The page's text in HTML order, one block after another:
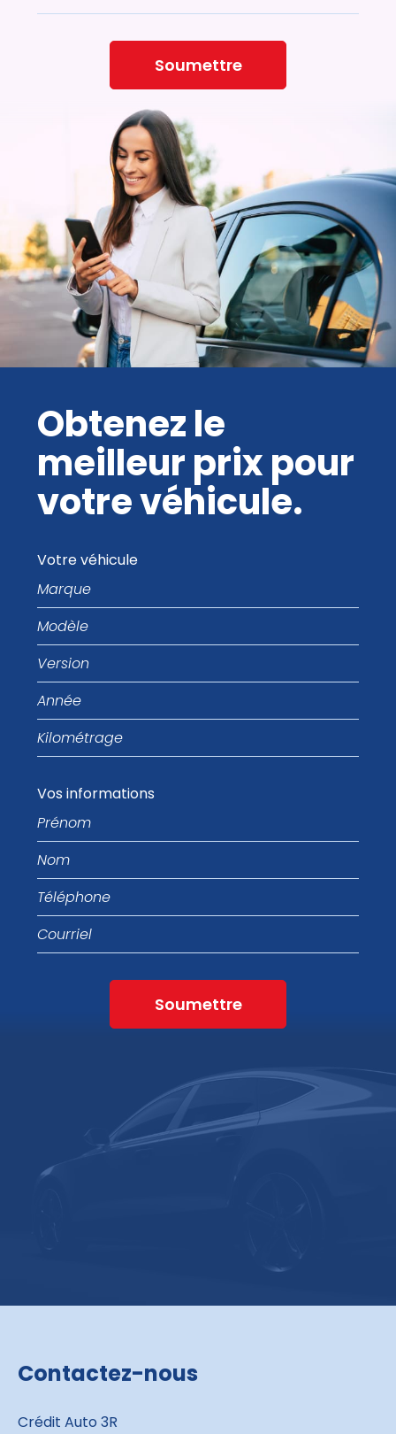
Soumettre
Obtenez le
meilleur prix pour
votre véhicule.
Votre véhicule
Marque
Modèle
Version
Année
Kilométrage
Vos informations
Prénom
Nom
Téléphone
Courriel
Soumettre
Contactez-nous
Crédit Auto 3R